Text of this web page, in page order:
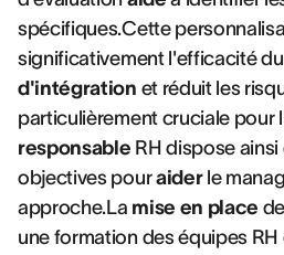
spécifiques.Cette
significativement l'efficacité du
d'intégration et réduit les
particulièrement cruciale pour
responsable RH dispose
objectives pouraiderle
approche.La mise en place
une formation des équipes